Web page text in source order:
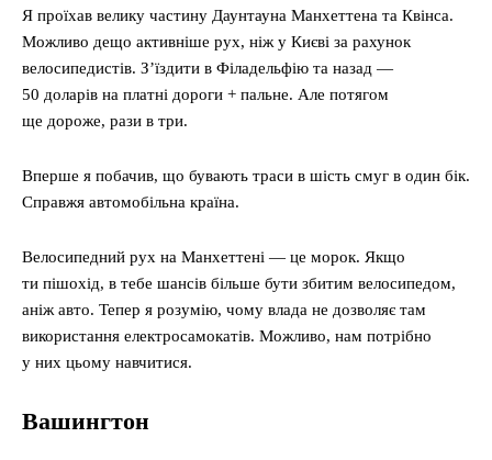
Я проїхав велику частину Даунтауна Манхеттена та Квінса.
Можливо дещо активніше рух, ніж у Києві за рахунок
велосипедистів. З’їздити в Філадельфію та назад —
50 доларів на платні дороги + пальне. Але потягом
ще дороже, рази в три.
Вперше я побачив, що бувають траси в шість смуг в один бік.
Справжя автомобільна країна.
Велосипедний рух на Манхеттені — це морок. Якщо
ти пішохід, в тебе шансів більше бути збитим велосипедом,
аніж авто. Тепер я розумію, чому влада не дозволяє там
використання електросамокатів. Можливо, нам потрібно
у них цьому навчитися.
Вашингтон